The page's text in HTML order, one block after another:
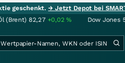
geschenkt.→ Jetzt Depot bei
(Brent) 82,27 +0,02% Dow Jones